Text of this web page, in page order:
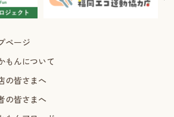
ページ
もんについて
の皆さまへ
の皆さまへ